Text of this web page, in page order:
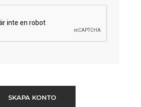
SKAPA KONTO